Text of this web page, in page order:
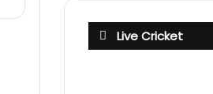
Live Cricket